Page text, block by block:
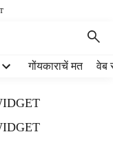
गोंयकाराचें मत वेब